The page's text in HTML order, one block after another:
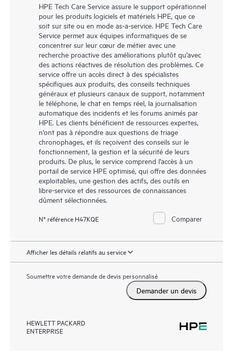
HPE Tech Care Service assure le support opérationnel
pour les produits logiciels et matériels HPE, que ce
soit sur site ou en mode as-a-service. HPE Tech Care
Service permet aux équipes informatiques de se
concentrer sur leur cœur de métier avec une
recherche proactive des améliorations plutôt qu’avec
des actions réactives de résolution des problèmes. Ce
service offre un accès direct à des spécialistes
spécifiques aux produits, des conseils techniques
généraux et plusieurs canaux de support, notamment
le téléphone, le chat en temps réel, la journalisation
automatique des incidents et les forums animés par
HPE. Les clients bénéficient de ressources expertes,
n’ont pas à répondre aux questions de triage
chronophages, et ils reçoivent des conseils sur le
fonctionnement, la gestion et la sécurité de leurs
produits. De plus, le service comprend l’accès à un
portail de service HPE optimisé, qui offre des données
exploitables, une gestion des actifs, des outils en
libre-service et des ressources de connaissances
dûment sélectionnées.
N° référence H47KQE Comparer
Afficher les détails relatifs au service
Soumettre votre demande de devis personnalisé
Demander un devis
HEWLETT PACKARD
ENTERPRISE